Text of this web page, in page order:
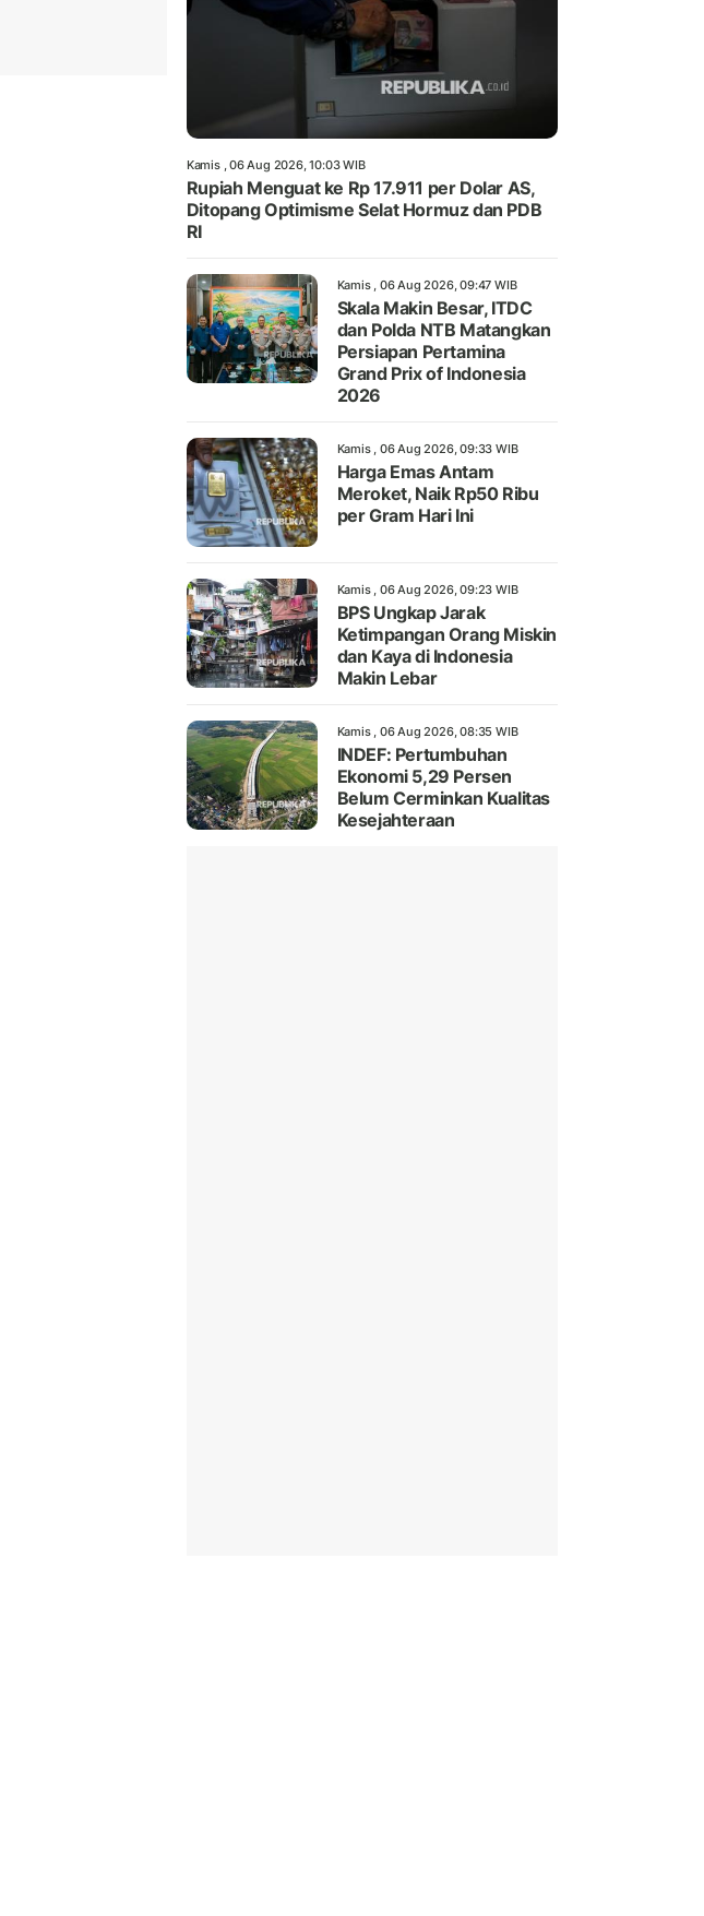
Kamis , 06 Aug 2026, 10:03 WIB
Rupiah Menguat ke Rp 17.911 per Dolar AS,
Ditopang Optimisme Selat Hormuz dan PDB
RI
Kamis , 06 Aug 2026, 09:47 WIB
Skala Makin Besar, ITDC
dan Polda NTB Matangkan
Persiapan Pertamina
Grand Prix of Indonesia
2026
Kamis , 06 Aug 2026, 09:33 WIB
Harga Emas Antam
Meroket, Naik Rp50 Ribu
per Gram Hari Ini
Kamis , 06 Aug 2026, 09:23 WIB
BPS Ungkap Jarak
Ketimpangan Orang Miskin
dan Kaya di Indonesia
Makin Lebar
Kamis , 06 Aug 2026, 08:35 WIB
INDEF: Pertumbuhan
Ekonomi 5,29 Persen
Belum Cerminkan Kualitas
Kesejahteraan